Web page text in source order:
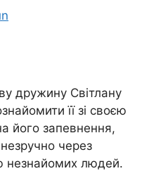
дружину Світлану
її зі своєю
його запевнення,
через
незнайомих людей.